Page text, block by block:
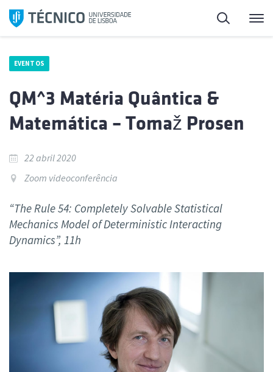
Saltar
para
Pesquisa
EVENTOS
QM^3 Matéria Quântica &
Matemática – Tomaž Prosen
22 abril 2020
Zoom videoconferência
“The Rule 54: Completely Solvable Statistical
Mechanics Model of Deterministic Interacting
Dynamics”, 11h